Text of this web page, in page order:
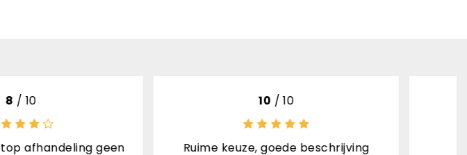
Ruime keuze, goede beschrijving
Erg snel en correct